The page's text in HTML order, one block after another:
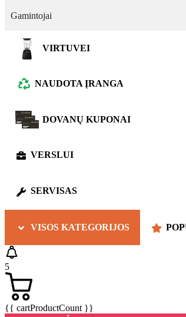
Gamintojai
VIRTUVEI
NAUDOTA ĮRANGA
DOVANŲ KUPONAI
VERSLUI
SERVISAS
VISOS KATEGORIJOS
5
{{ cartProductCount }}